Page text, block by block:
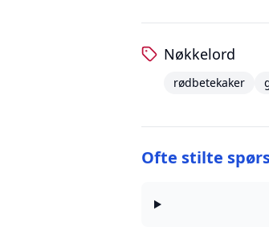
Nøkkelord
rødbetekaker
Ofte stilte